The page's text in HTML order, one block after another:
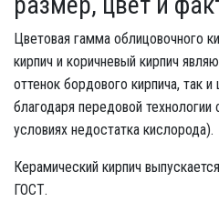
Цветовая гамма облицовочного
кирпич и коричневый кирпич
оттенок бордового кирпича, так
благодаря передовой
условиях недостатка кислорода).
Керамический кирпич
ГОСТ.